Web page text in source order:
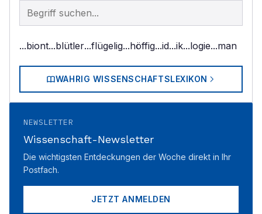
Begriff im Lexikon suchen
...biont...blütler...flügelig...höffig...id...ik...logie...man
WAHRIG WISSENSCHAFTSLEXIKON
NEWSLETTER
Wissenschaft-Newsletter
Die wichtigsten Entdeckungen der Woche direkt in Ihr
Postfach.
JETZT ANMELDEN